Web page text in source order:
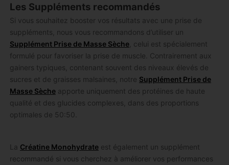
Les Suppléments recommandés
Si vous souhaitez booster vos résultats avec une prise de
suppléments, nous vous recommandons d’utiliser un
Supplément Prise de Masse Sèche, celui est spécialement
formulé pour favoriser la prise de muscle. Contrairement aux
gainers typiques, contenant souvent des niveaux élevés de
sucres et de graisses malsaines, notre Supplément Prise de
Masse Sècheapporte uniquement des protéines de haute
qualité et des glucides complexes, dans des proportions
optimales de 50:50.
La Créatine Monohydrateest également un supplément
recommandé si vous cherchez à améliorer vos performances